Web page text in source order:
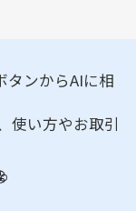
タンからAIに相
使い方やお取引